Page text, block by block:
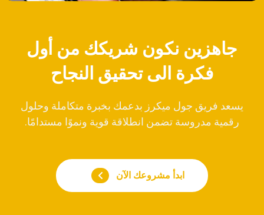
جاهزين نكون شريكك من أول
فكرة الى تحقيق النجاح
يسعد فريق جول ميكرز بدعمك بخبرة متكاملة وحلول
رقمية مدروسة تضمن انطلاقة قوية ونموًا مستدامًا.
ابدأ مشروعك الآن